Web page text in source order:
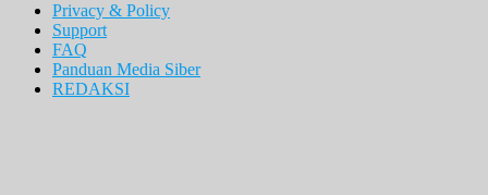
Privacy & Policy
Support
FAQ
Panduan Media Siber
REDAKSI